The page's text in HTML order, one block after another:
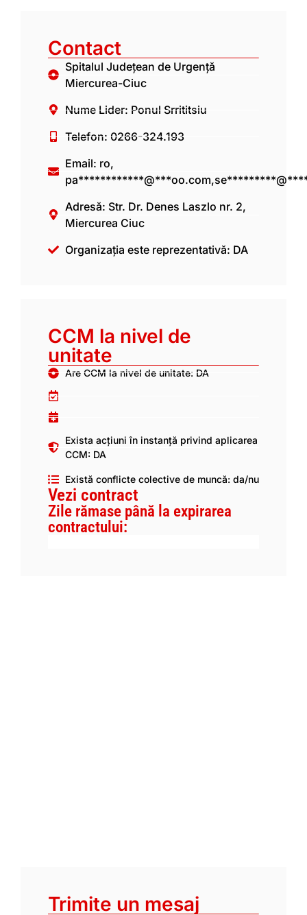
Contact
Spitalul Județean de Urgență
Miercurea-Ciuc
Nume Lider: Ponul Srrititsiu
Telefon: 0266-324.193
Email: ro,
pa************@***oo.com,
Adresă: Str. Dr. Denes Laszlo nr. 2,
Miercurea Ciuc
Organizația este reprezentativă: DA
CCM la nivel de
unitate
Are CCM la nivel de unitate: DA
Exista acțiuni în instanță privind aplicarea
CCM: DA
Există conflicte colective de muncă: da/nu
Vezi contract
Zile rămase până la expirarea
contractului:
Trimite un mesaj